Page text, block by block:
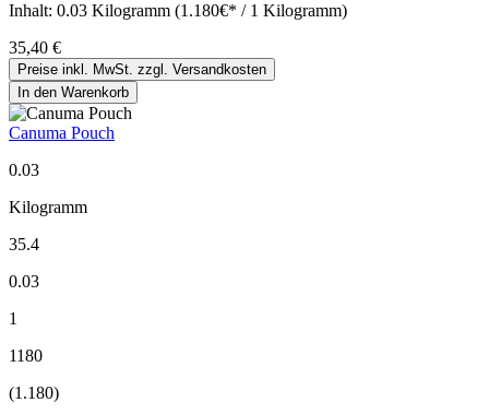
Inhalt: 0.03 Kilogramm (1.180€* / 1 Kilogramm)
35,40 €
Preise inkl. MwSt. zzgl. Versandkosten
In den Warenkorb
Canuma Pouch
0.03
Kilogramm
35.4
0.03
1
1180
(1.180)